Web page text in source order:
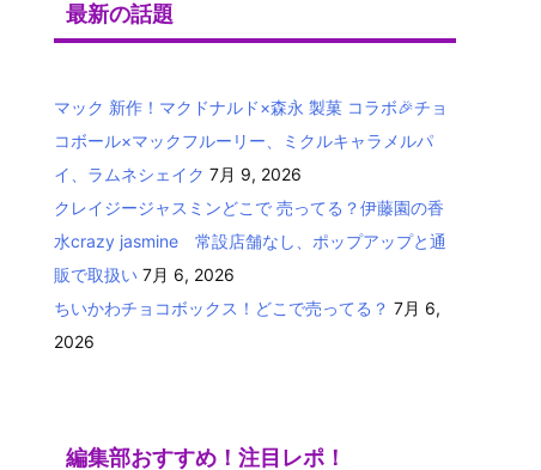
最新の話題
マック 新作！マクドナルド×森永 製菓 コラボ🎉チョ
コボール×マックフルーリー、ミクルキャラメルパ
イ、ラムネシェイク 7月 9, 2026
クレイジージャスミンどこで 売ってる？伊藤園の香
水crazy jasmine 常設店舗なし、ポップアップと通
販で取扱い 7月 6, 2026
ちいかわチョコボックス！どこで売ってる？ 7月 6,
2026
編集部おすすめ！注目レポ！